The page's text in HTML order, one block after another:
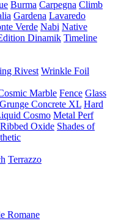
Burma Carpegna Climb
Gardena Lavaredo
Verde Nabi Native
Dinamik Timeline
Rivest Wrinkle Foil
Marble Fence Glass
Grunge Concrete XL Hard
Cosmo Metal Perf
Ribbed Oxide Shades of
Terrazzo
Romane